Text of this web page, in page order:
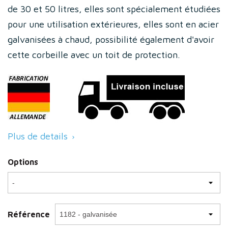
de 30 et 50 litres, elles sont spécialement étudiées
pour une utilisation extérieures, elles sont en acier
galvanisées à chaud, possibilité également d'avoir
cette corbeille avec un toit de protection.
Plus de details 
Options
Référence